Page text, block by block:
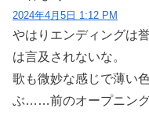
2024年4月5日 1:12 PM
やはりエンディングは
は言及されないな。
歌も微妙な感じで薄い
ぶ……前のオープニン